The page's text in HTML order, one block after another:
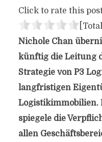
Click to rate this
Nichole Chan
künftig die Leitung
Strategie von P3
langfristigen
Logistikimmobilien.
spiegele die
allen